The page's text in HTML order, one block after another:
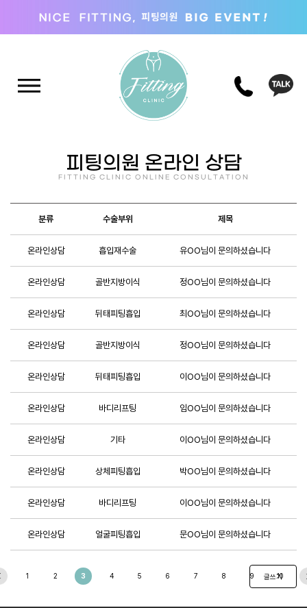
피팅의원 온라인 상담
FITTING CLINIC ONLINE CONSULTATION
분류 수술부위 제목
온라인상담 흡입재수술 유OO님이 문의하셨습니다
온라인상담 골반지방이식 정OO님이 문의하셨습니다
온라인상담 뒤태피팅흡입 최OO님이 문의하셨습니다
온라인상담 골반지방이식 정OO님이 문의하셨습니다
온라인상담 뒤태피팅흡입 이OO님이 문의하셨습니다
온라인상담 바디리프팅 임OO님이 문의하셨습니다
온라인상담 기타 이OO님이 문의하셨습니다
온라인상담 상체피팅흡입 박OO님이 문의하셨습니다
온라인상담 바디리프팅 이OO님이 문의하셨습니다
온라인상담 얼굴피팅흡입 문OO님이 문의하셨습니다
1 2 3 4 5 6 7 8 9 10
글쓰기